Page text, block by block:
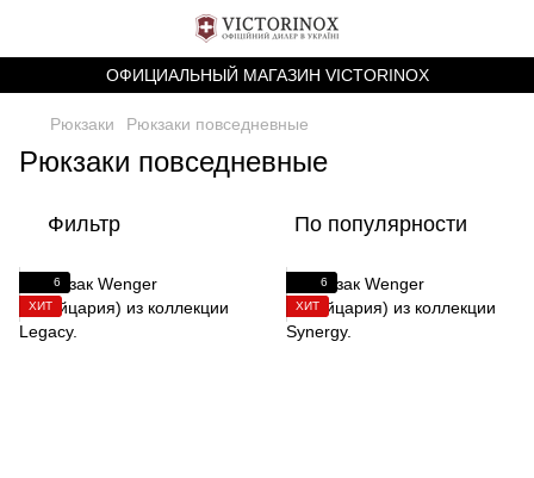
ОФИЦИАЛЬНЫЙ МАГАЗИН VICTORINOX
Рюкзаки Рюкзаки повседневные
Рюкзаки повседневные
Фильтр По популярности
6
ХИТ
6
ХИТ